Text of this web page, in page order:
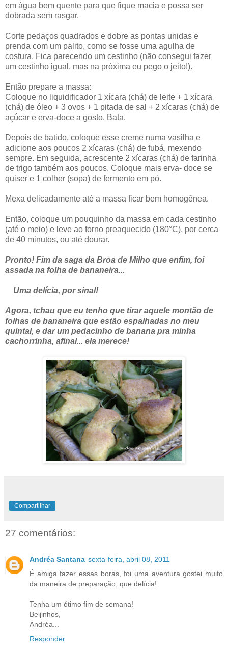
em água bem quente para que fique macia e possa ser
dobrada sem rasgar.
Corte pedaços quadrados e dobre as pontas unidas e
prenda com um palito, como se fosse uma agulha de
costura. Fica parecendo um cestinho (não consegui fazer
um cestinho igual, mas na próxima eu pego o jeito!).
Então prepare a massa:
Coloque no liquidificador 1 xícara (chá) de leite + 1 xícara
(chá) de óleo + 3 ovos + 1 pitada de sal + 2 xícaras (chá) de
açúcar e erva-doce a gosto. Bata.
Depois de batido, coloque esse creme numa vasilha e
adicione aos poucos 2 xícaras (chá) de fubá, mexendo
sempre. Em seguida, acrescente 2 xícaras (chá) de farinha
de trigo também aos poucos. Coloque mais erva- doce se
quiser e 1 colher (sopa) de fermento em pó.
Mexa delicadamente até a massa ficar bem homogênea.
Então, coloque um pouquinho da massa em cada cestinho
(até o meio) e leve ao forno preaquecido (180°C), por cerca
de 40 minutos, ou até dourar.
Pronto! Fim da saga da Broa de Milho que enfim, foi
assada na folha de bananeira...
Uma delícia, por sinal!
Agora, tchau que eu tenho que tirar aquele montão de
folhas de bananeira que estão espalhadas no meu
quintal, e dar um pedacinho de banana pra minha
cachorrinha, afinal... ela merece!
Compartilhar
27 comentários:
Andréa Santana sexta-feira, abril 08, 2011
É amiga fazer essas boras, foi uma aventura gostei muito
da maneira de preparação, que delícia!
Tenha um ótimo fim de semana!
Beijinhos,
Andréa...
Responder